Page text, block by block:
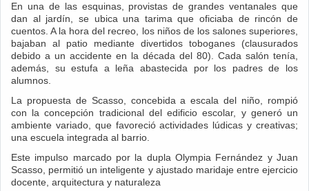
En una de las esquinas, provistas de grandes ventanales que
dan al jardín, se ubica una tarima que oficiaba de rincón de
cuentos. A la hora del recreo, los niños de los salones superiores,
bajaban al patio mediante divertidos toboganes (clausurados
debido a un accidente en la década del 80). Cada salón tenía,
además, su estufa a leña abastecida por los padres de los
alumnos.
La propuesta de Scasso, concebida a escala del niño, rompió
con la concepción tradicional del edificio escolar, y generó un
ambiente variado, que favoreció actividades lúdicas y creativas;
una escuela integrada al barrio.
Este impulso marcado por la dupla Olympia Fernández y Juan
Scasso, permitió un inteligente y ajustado maridaje entre ejercicio
docente, arquitectura y naturaleza